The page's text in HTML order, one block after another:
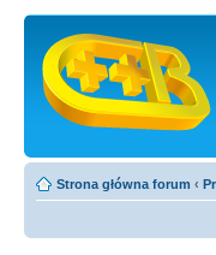
Strona główna forum ‹